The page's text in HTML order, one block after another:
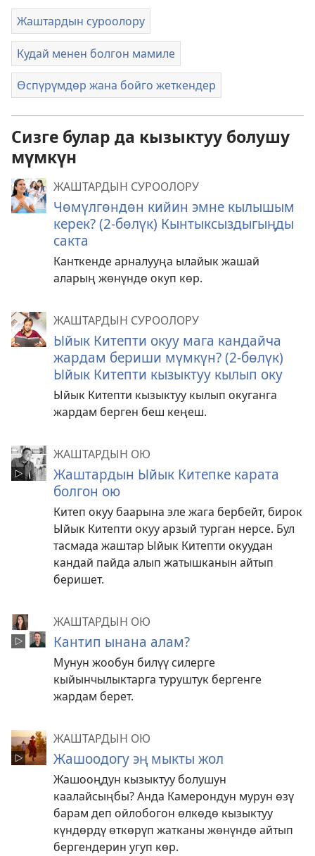
Жаштардын суроолору
Кудай менен болгон мамиле
Өспүрүмдөр жана бойго жеткендер
Сизге булар да кызыктуу болушу
мүмкүн
ЖАШТАРДЫН СУРООЛОРУ
Чөмүлгөндөн кийин эмне кылышым
керек? (2-бөлүк) Кынтыксыздыгыңды
сакта
Канткенде арналууңа ылайык жашай
аларың жөнүндө окуп көр.
ЖАШТАРДЫН СУРООЛОРУ
Ыйык Китепти окуу мага кандайча
жардам бериши мүмкүн? (2-бөлүк)
Ыйык Китепти кызыктуу кылып оку
Ыйык Китепти кызыктуу кылып окуганга
жардам берген беш кеңеш.
ЖАШТАРДЫН ОЮ
Жаштардын Ыйык Китепке карата
болгон ою
Китеп окуу баарына эле жага бербейт, бирок
Ыйык Китепти окуу арзый турган нерсе. Бул
тасмада жаштар Ыйык Китепти окуудан
кандай пайда алып жатышканын айтып
беришет.
ЖАШТАРДЫН ОЮ
Кантип ынана алам?
Мунун жообун билүү силерге
кыйынчылыктарга туруштук бергенге
жардам берет.
ЖАШТАРДЫН ОЮ
Жашоодогу эң мыкты жол
Жашооңдун кызыктуу болушун
каалайсыңбы? Анда Камерондун мурун өзү
барам деп ойлобогон өлкөдө кызыктуу
күндөрдү өткөрүп жатканы жөнүндө айтып
бергендерин угуп көр.